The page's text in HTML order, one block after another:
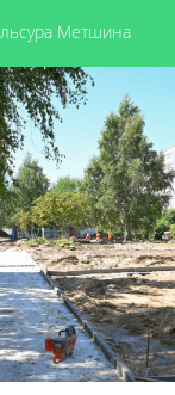
Метшина